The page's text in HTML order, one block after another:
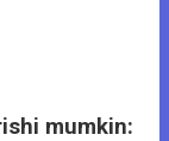
mumkin: